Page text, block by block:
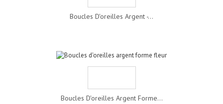
Boucles D'oreilles Argent -...
Boucles D'oreilles Argent Forme...